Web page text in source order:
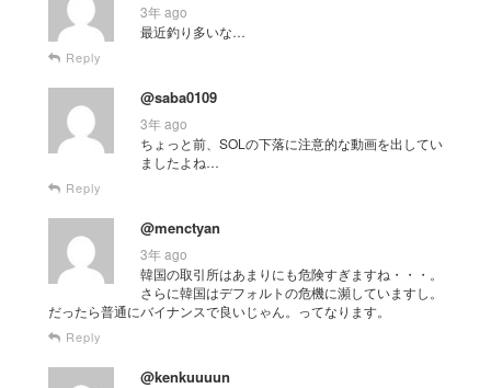
3年 ago
最近釣り多いな…
Reply
@saba0109
3年 ago
ちょっと前、SOLの下落に注意的な動画を出してい
ましたよね…
Reply
@menctyan
3年 ago
韓国の取引所はあまりにも危険すぎますね・・・。
さらに韓国はデフォルトの危機に瀕していますし。
だったら普通にバイナンスで良いじゃん。ってなります。
Reply
@kenkuuuun